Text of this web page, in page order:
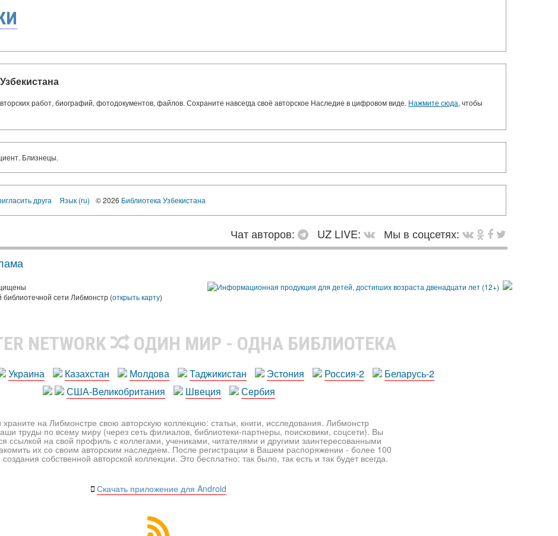
работ, биографий, фотодокументов, файлов. Сохраните навсегда своё авторское Наследие в цифровом виде. Нажмите сюда, чтобы
Близнецы.
друга Язык (ru) © 2026 Библиотека Узбекистана
Чат авторов: UZ LIVE:
Мы в соцсетях:
библиотечной сети Либмонстр (открыть карту)
NETWORK ОДИН МИР - ОДНА БИБЛИОТЕКА
Украина Казахстан Молдова Таджикистан Эстония Россия-2
Беларусь-2
США-Великобритания
Швеция Сербия
храните на Либмонстре свою авторскую коллекцию: статьи, книги, исследования. Либмонстр
труды по всему миру (через сеть филиалов, библиотеки-партнеры, поисковики, соцсети). Вы
ссылкой на свой профиль с коллегами, учениками, читателями и другими заинтересованными
их со своим авторским наследием. После регистрации в Вашем распоряжении - более 100
собственной авторской коллекции. Это бесплатно: так было, так есть и так будет всегда.
Скачать приложение для Android